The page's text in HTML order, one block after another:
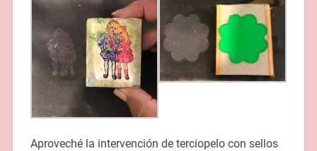
Aproveché la intervención de terciopelo con sellos